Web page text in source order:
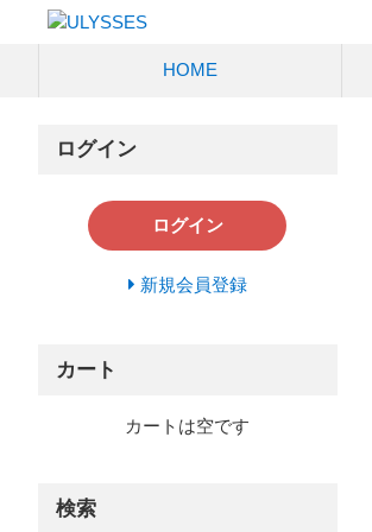
HOME
ログイン
ログイン
新規会員登録
カート
カートは空です
検索